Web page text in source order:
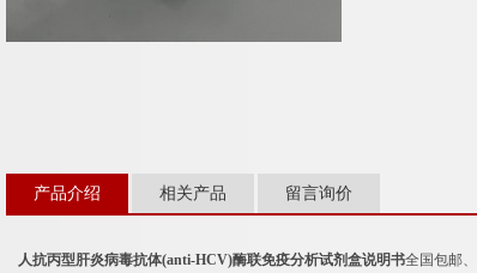
产品介绍 相关产品 留言询价
人抗丙型肝炎病毒抗体(anti-HCV)酶联免疫分析试剂盒说明书全国包邮